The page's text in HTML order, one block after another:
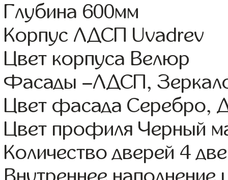
Глубина 600мм
Корпус ЛДСП Uvadrev
Цвет корпуса Велюр
Фасады –ЛДСП,
Цвет фасада Серебро,
Цвет профиля Черный
Количество дверей 4